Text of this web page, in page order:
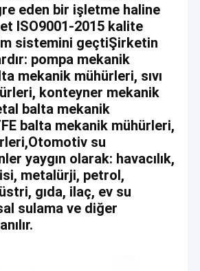
eden bir işletme haline
ISO9001-2015 kalite
sistemini geçtiŞirketin
pompa mekanik
mekanik mühürleri, sıvı
konteyner mekanik
balta mekanik
balta mekanik mühürleri,
su
yaygın olarak: havacılık,
metalürji, petrol,
gıda, ilaç, ev su
sulama ve diğer